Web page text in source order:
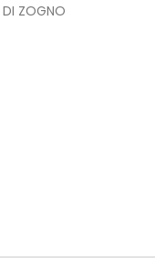
DI ZOGNO